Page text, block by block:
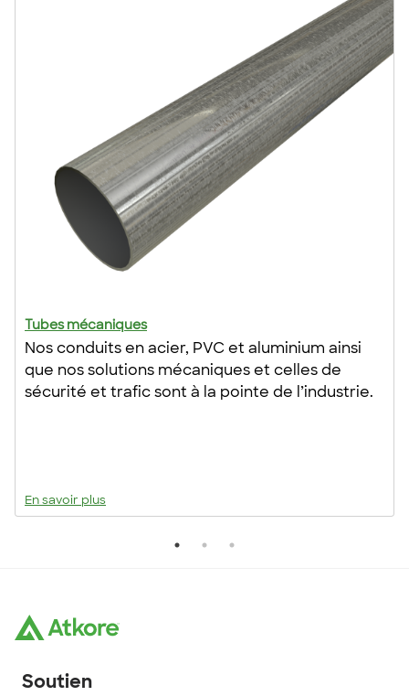
Tubes mécaniques
Nos conduits en acier, PVC et aluminium ainsi
que nos solutions mécaniques et celles de
sécurité et trafic sont à la pointe de l’industrie.
En savoir plus
Soutien